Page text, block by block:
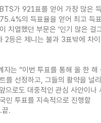
가 921표를 얻어 가장 많은
의 득표율을 얻어 최고 득
치열했던 부문은 ‘인기 많은 걸
2등은 제니는 불과 3표밖에 차
자는 “이번 투표를 통해 올 한 해
를 선정하고, 그들의 활약을 널
으로도 대중적인 관심 사안이나
민 투표를 지속적으로 진행할
끝.